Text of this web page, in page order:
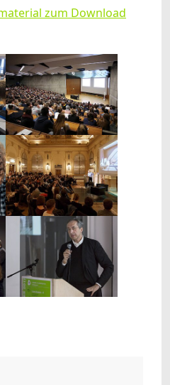
zum Download
Show larger version
Show larger version
Show larger version